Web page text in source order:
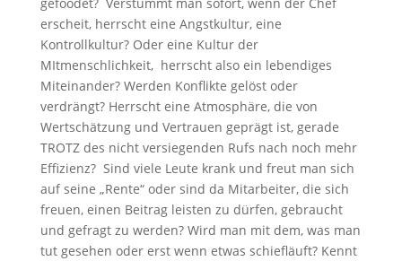
erscheit, herrscht eine Angstkultur, eine
Kontrollkultur? Oder eine Kultur der
MItmenschlichkeit, herrscht also ein lebendiges
Miteinander? Werden Konflikte gelöst oder
verdrängt? Herrscht eine Atmosphäre, die von
Wertschätzung und Vertrauen geprägt ist, gerade
TROTZ des nicht versiegenden Rufs nach noch mehr
Effizienz? Sind viele Leute krank und freut man sich
auf seine „Rente“ oder sind da Mitarbeiter, die sich
freuen, einen Beitrag leisten zu dürfen, gebraucht
und gefragt zu werden? Wird man mit dem, was man
tut gesehen oder erst wenn etwas schiefläuft? Kennt